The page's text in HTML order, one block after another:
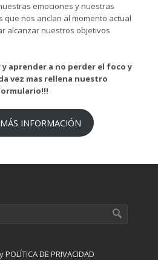
emociones y nuestras
que nos anclan al momento actual
alcanzar nuestros objetivos
y aprender a no perder el foco y
vez mas rellena nuestro
INFORMACIÓN
POLÍTICA DE PRIVACIDAD